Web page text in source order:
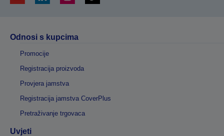
Odnosi s kupcima
Promocije
Registracija proizvoda
Provjera jamstva
Registracija jamstva CoverPlus
Pretraživanje trgovaca
Uvjeti